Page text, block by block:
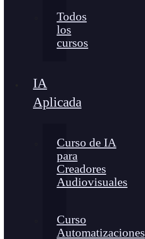
Todos
los
cursos
IA
Aplicada
Curso de IA
para
Creadores
Audiovisuales
Curso
Automatizaciones